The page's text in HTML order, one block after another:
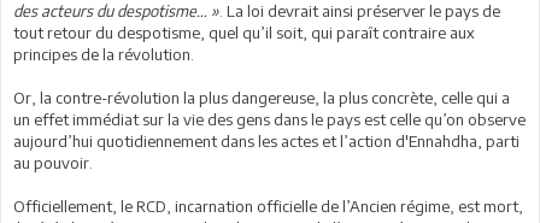
des acteurs du despotisme… » . La loi devrait ainsi préserver le pays de
tout retour du despotisme, quel qu’il soit, qui paraît contraire aux
principes de la révolution.
Or, la contre-révolution la plus dangereuse, la plus concrète, celle qui a
un effet immédiat sur la vie des gens dans le pays est celle qu’on observe
aujourd’hui quotidiennement dans les actes et l’action d'Ennahdha, parti
au pouvoir.
Officiellement, le RCD, incarnation officielle de l’Ancien régime, est mort,